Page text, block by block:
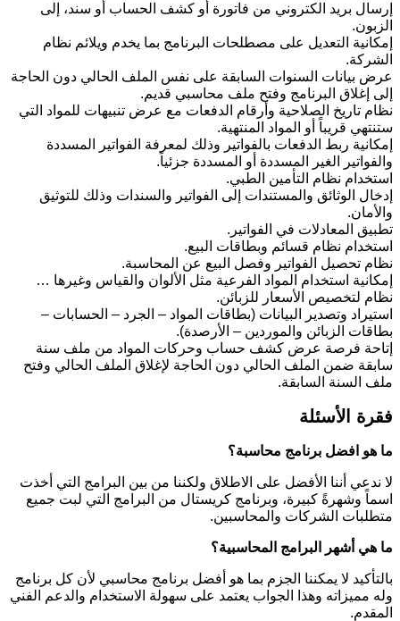
إرسال بريد الكتروني من فاتورة أو كشف الحساب أو سند، إلى
الزبون.
إمكانية التعديل على مصطلحات البرنامج بما يخدم ويلائم نظام
الشركة.
عرض بيانات السنوات السابقة على نفس الملف الحالي دون الحاجة
إلى إغلاق البرنامج وفتح ملف محاسبي قديم.
نظام تاريخ الصلاحية وأرقام الدفعات مع عرض تنبيهات للمواد التي
ستنتهي قريباً أو المواد المنتهية.
إمكانية ربط الدفعات بالفواتير وذلك لمعرفة الفواتير المسددة
والفواتير الغير المسددة أو المسددة جزئياً.
استخدام نظام التأمين الطبي.
إدخال الوثائق والمستندات إلى الفواتير والسندات وذلك للتوثيق
والأمان.
تطبيق المعادلات في الفواتير.
استخدام نظام قسائم وبطاقات البيع.
نظام تحصيل الفواتير وفصل البيع عن المحاسبة.
إمكانية استخدام المواد الفرعية مثل الألوان والقياس وغيرها …
نظام لتخصيص الأسعار للزبائن.
استيراد وتصدير البيانات (بطاقات المواد – الجرد – الحسابات –
بطاقات الزبائن والموردين – الأرصدة).
إتاحة فرصة عرض كشف حساب وحركات المواد من ملف سنة
سابقة ضمن الملف الحالي دون الحاجة لإغلاق الملف الحالي وفتح
ملف السنة السابقة.
فقرة الأسئلة
ما هو افضل برنامج محاسبة؟
لا ندعي أننا الأفضل على الاطلاق ولكننا من بين البرامج التي أخذت
اسماً وشهرةً كبيرة، وبرنامج كريستال من البرامج التي لبت جميع
متطلبات الشركات والمحاسبين.
ما هي أشهر البرامج المحاسبية؟
بالتأكيد لا يمكننا الجزم بما هو أفضل برنامج محاسبي لأن كل برنامج
وله مميزاته وهذا الجواب يعتمد على سهولة الاستخدام والدعم الفني
المقدم.